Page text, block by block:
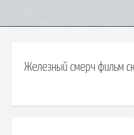
Железный смерч фильм